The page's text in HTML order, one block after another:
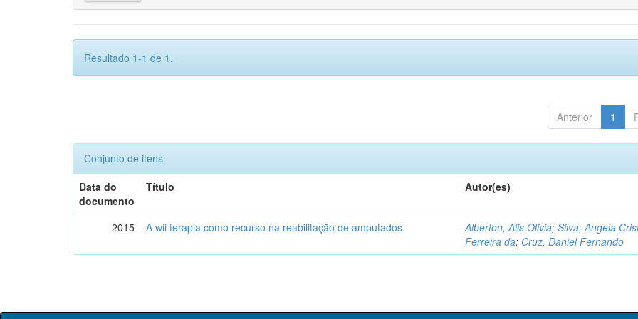
Resultado 1-1 de 1.
Anterior 1
Conjunto de itens:
Data do
documento
Título Autor(es)
2015 A wii terapia como recurso na reabilitação de amputados. Alberton, Alis Olivia;Silva, Angela
Ferreira da; Cruz, Daniel Fernando